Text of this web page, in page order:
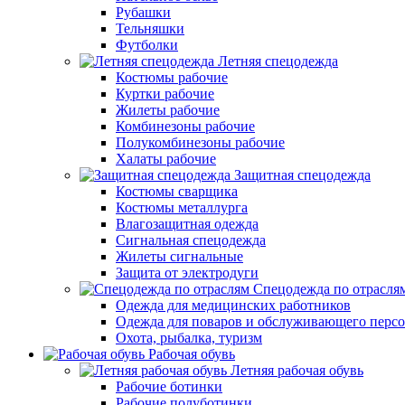
Рубашки
Тельняшки
Футболки
Летняя спецодежда
Костюмы рабочие
Куртки рабочие
Жилеты рабочие
Комбинезоны рабочие
Полукомбинезоны рабочие
Халаты рабочие
Защитная спецодежда
Костюмы сварщика
Костюмы металлурга
Влагозащитная одежда
Сигнальная спецодежда
Жилеты сигнальные
Защита от электродуги
Спецодежда по
Одежда для медицинских работников
Одежда для поваров и обслуживающего
Охота, рыбалка, туризм
Рабочая обувь
Летняя рабочая обувь
Рабочие ботинки